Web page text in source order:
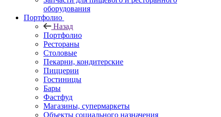
оборудования
Портфолио
Назад
Портфолио
Рестораны
Столовые
Пекарни, кондитерские
Пиццерии
Гостиницы
Бары
Фастфуд
Магазины, супермаркеты
Объекты социального назначения